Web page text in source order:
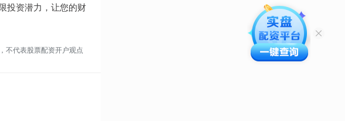
投资潜力，让您的财
不代表股票配资开户观点